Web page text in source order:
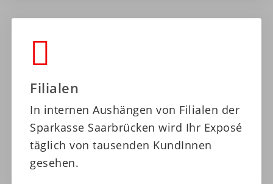
Filialen
In internen Aushängen von Filialen der
Sparkasse Saarbrücken wird Ihr Exposé
täglich von tausenden KundInnen
gesehen.